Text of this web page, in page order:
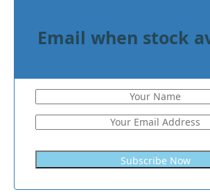
Email when stock